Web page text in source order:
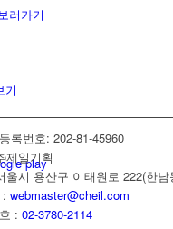
play
러가기
기
록번호: 202-81-45960
제일기획
울시 용산구 이태원로 222(한남
webmaster@cheil.com
: 02-3780-2114